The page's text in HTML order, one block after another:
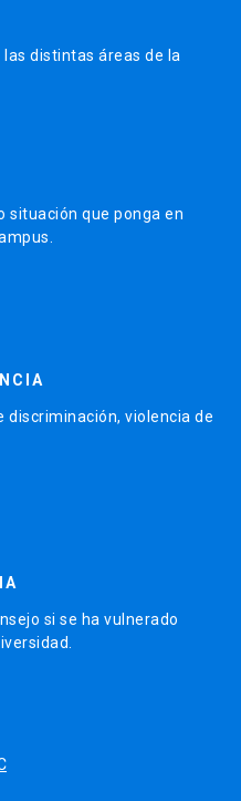
distintas áreas de la
situación que ponga en
discriminación, violencia de
si se ha vulnerado